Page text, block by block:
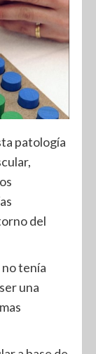
patología
del
no tenía
una